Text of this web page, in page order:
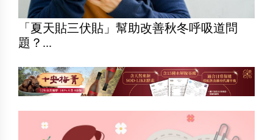
「夏天貼三伏貼」幫助改善秋冬呼吸道問
題？...